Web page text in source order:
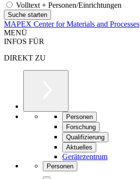
Volltext + Personen/Einrichtungen
MAPEX Center for Materials and Processes
MENÜ
INFOS FÜR
DIREKT ZU
Personen
Forschung
Qualifizierung
Aktuelles
Gerätezentrum
Personen